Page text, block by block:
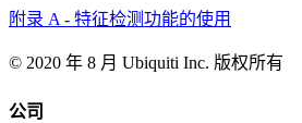
附录 A - 特征检测功能的使用
© 2020 年 8 月 Ubiquiti Inc. 版权所有
公司